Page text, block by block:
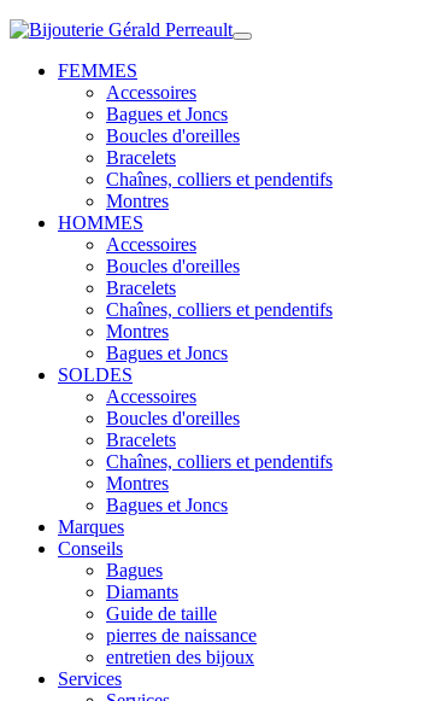
FEMMES
Accessoires
Bagues et Joncs
Boucles d'oreilles
Bracelets
Chaînes, colliers et pendentifs
Montres
HOMMES
Accessoires
Boucles d'oreilles
Bracelets
Chaînes, colliers et pendentifs
Montres
Bagues et Joncs
SOLDES
Accessoires
Boucles d'oreilles
Bracelets
Chaînes, colliers et pendentifs
Montres
Bagues et Joncs
Marques
Conseils
Bagues
Diamants
Guide de taille
pierres de naissance
entretien des bijoux
Services